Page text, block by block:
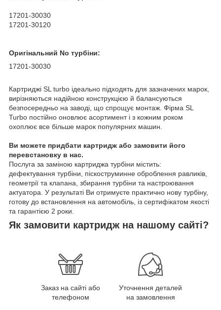
17201-30030
17201-30120
Оригінальний No турбіни:
17201-30030
Картриджі SL turbo ідеально підходять для зазначених марок,
вирізняються надійною конструкцією й балансуються
безпосередньо на заводі, що спрощує монтаж. Фірма SL
Turbo постійно оновлює асортимент і з кожним роком
охоплює все більше марок популярних машин.
Ви можете придбати картридж або замовити його
перевстановку в нас.
Послуга за заміною картриджа турбіни містить:
дефектування турбіни, піскоструминне оброблення равликів,
геометрії та клапана, збирання турбіни та настроювання
актуатора. У результаті Ви отримуєте практично нову турбіну,
готову до встановлення на автомобіль, із сертифікатом якості
та гарантією 2 роки.
Як замовити картридж на нашому сайті?
Заказ на сайті або
телефоном
Уточнення деталей
на замовлення